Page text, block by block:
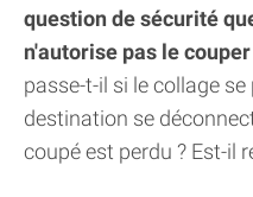
question de sécurité
n'autorise pas le
passe-t-il si le collage
destination se
coupé est perdu ? Est-il